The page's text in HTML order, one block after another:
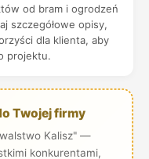
od bram i ogrodzeń
szczegółowe opisy,
dla klienta, aby
projektu.
Twojej firmy
Kalisz" —
konkurentami,